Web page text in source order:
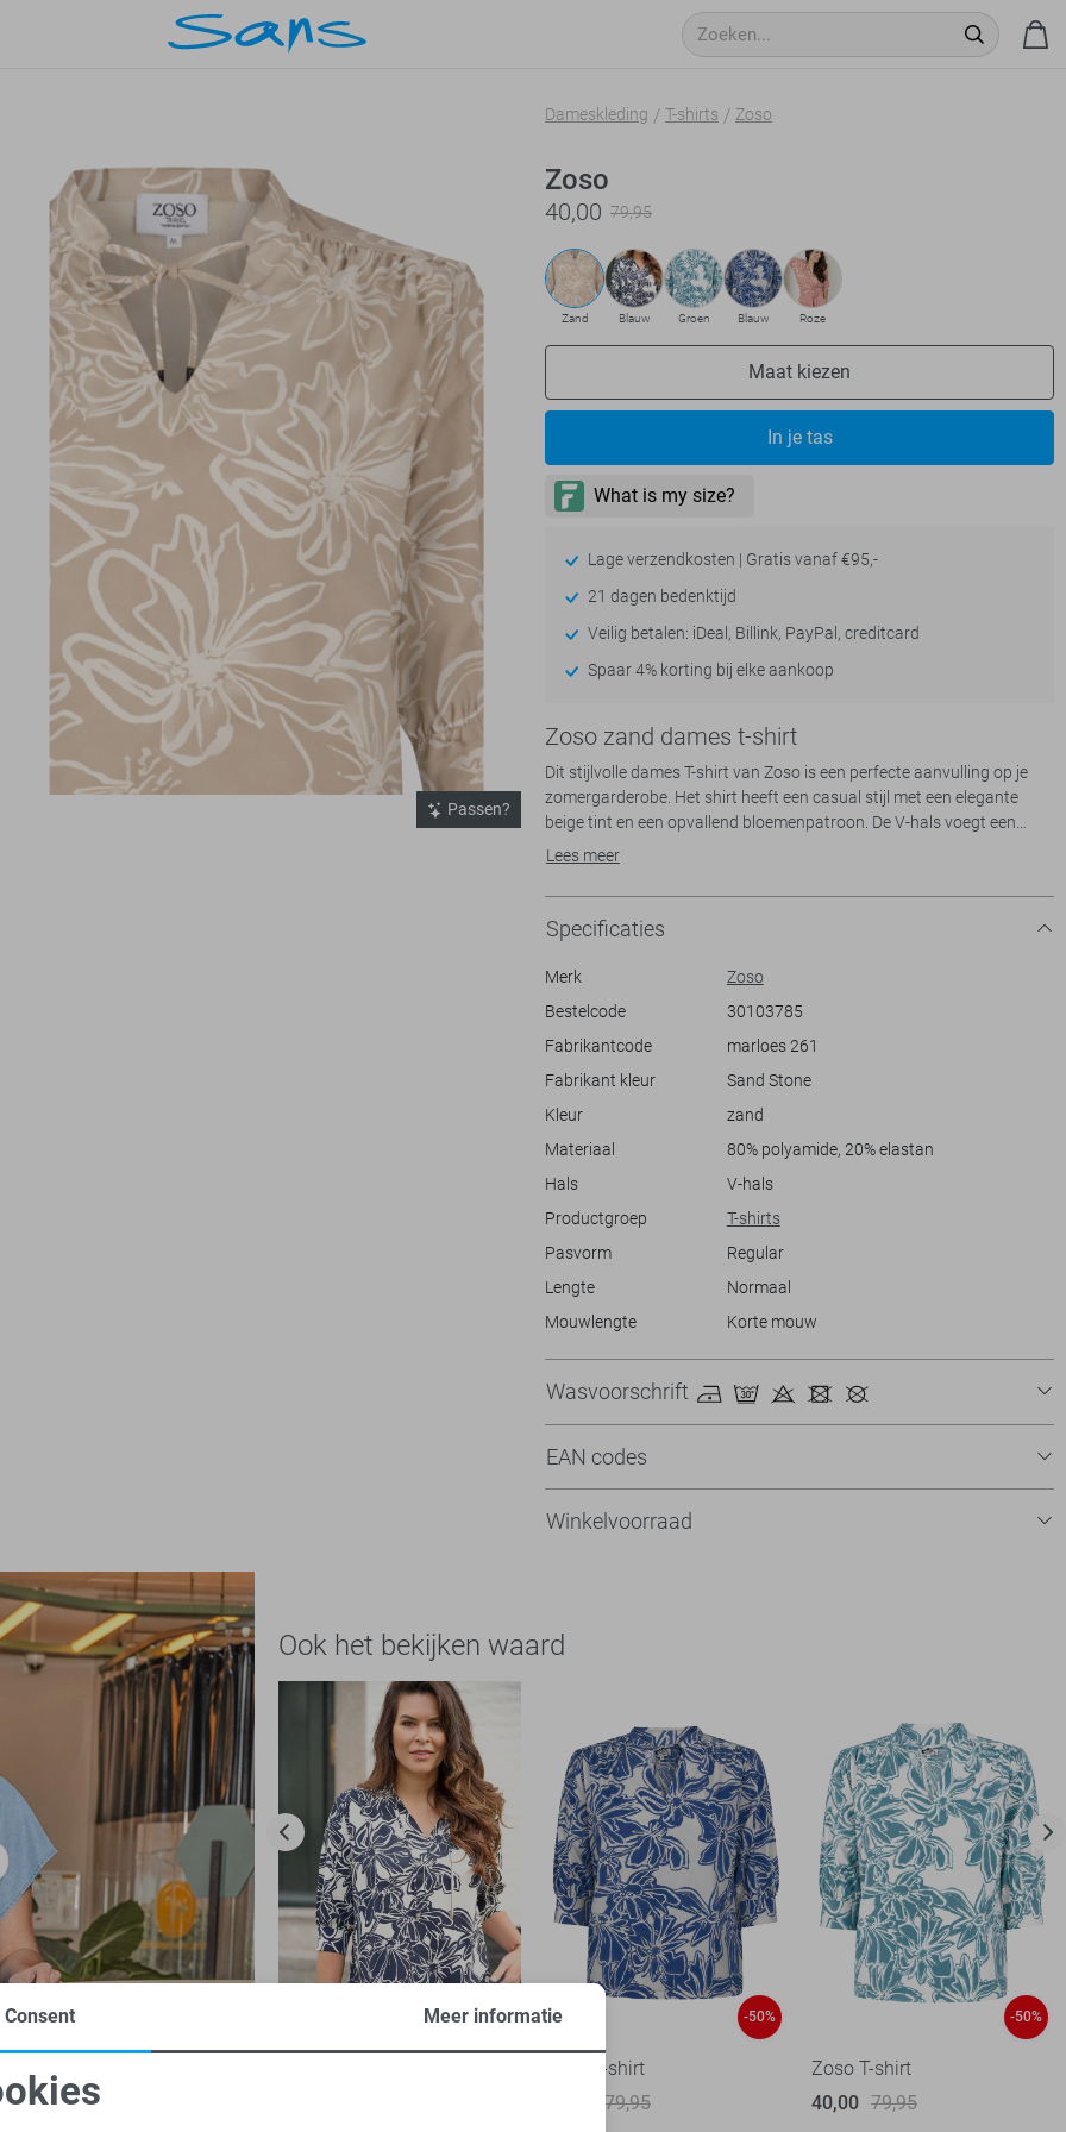
Passen?
Dameskleding T-shirts Zoso
Zoso
40,00 79,95
Zand Blauw Groen Blauw Roze
Maat kiezen
In je tas
Lage verzendkosten | Gratis vanaf €95,-
21 dagen bedenktijd
Veilig betalen: iDeal, Billink, PayPal, creditcard
Spaar 4% korting bij elke aankoop
Zoso zand dames t-shirt
Dit stijlvolle dames T-shirt van Zoso is een perfecte aanvulling op je
zomergarderobe. Het shirt heeft een casual stijl met een elegante
beige tint en een opvallend bloemenpatroon. De V-hals voegt een
verfijnd accent toe, terwijl de korte mouwen zorgen voor een luchtige
20% elastan, biedt dit T-shirt een zachte en flexibele stof die ideaal is
voor warme dagen.
Met zijn normale lengte en regular fit past dit Zoso T-shirt moeiteloos
voor een dagje uit in de stad of dragen met een zwierige rok voor een
diner in de avondzon. Het is veelzijdig en geschikt voor zowel
informele bijeenkomsten als een stijlvolle dag op kantoor. Dit T-shirt
bloemontwerp geeft je een frisse, zomerse look.
Lees meer
Specificaties
Merk
Zoso
Bestelcode
30103785
Fabrikantcode
marloes 261
Fabrikant kleur
Sand Stone
Kleur
zand
Materiaal
80% polyamide, 20% elastan
Hals
V-hals
Productgroep
T-shirts
Pasvorm
Regular
Lengte
Normaal
Mouwlengte
Korte mouw
Wasvoorschrift
EAN codes
Winkelvoorraad
Ook het bekijken waard
-50% -50%
Zoso T-shirt
79,95
-50%
Zoso T-shirt
40,00 79,95
cookies
Consent Meer informatie